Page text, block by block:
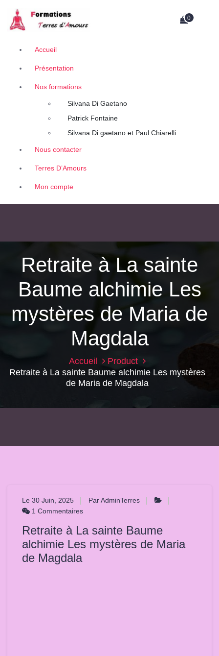
Retrouvez des contenus uniques de thérapeutes, auteurs et conférenciers.
0
Accueil
Présentation
Nos formations
Silvana Di Gaetano
Patrick Fontaine
Silvana Di gaetano et Paul Chiarelli
Nous contacter
Terres D’Amours
Mon compte
Retraite à La sainte
Baume alchimie Les
mystères de Maria de
Magdala
Accueil
Product
Retraite à La sainte Baume alchimie Les mystères
de Maria de Magdala
Le 30 Juin, 2025
Par AdminTerres
1 Commentaires
Retraite à La sainte Baume
alchimie Les mystères de Maria
de Magdala